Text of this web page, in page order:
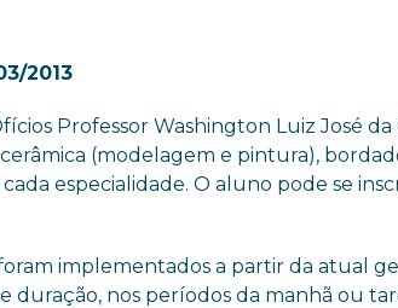
2013
Professor Washington Luiz José
(modelagem e pintura),
cada especialidade. O aluno pode se
implementados a partir da atual
duração, nos períodos da manhã ou